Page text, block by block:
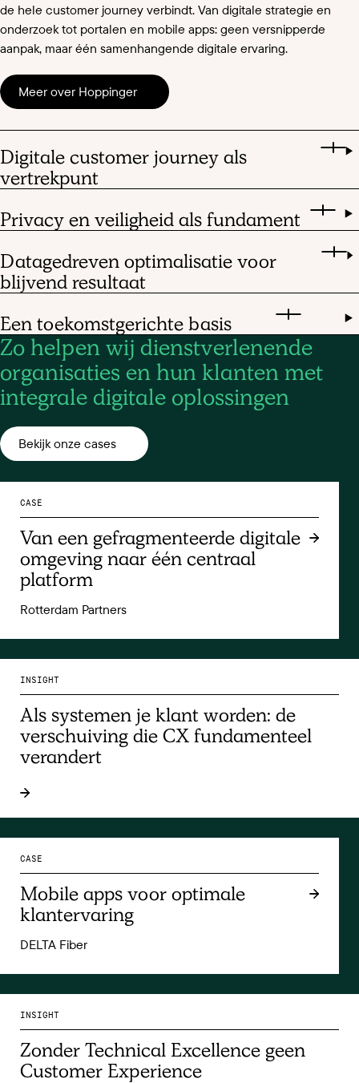
de hele customer journey verbindt. Van digitale strategie en
onderzoek tot portalen en mobile apps: geen versnipperde
aanpak, maar één samenhangende digitale ervaring.
Meer over Hoppinger
Digitale customer journey als
vertrekpunt
Privacy en veiligheid als fundament
Datagedreven optimalisatie voor
blijvend resultaat
Een toekomstgerichte basis
Zo helpen wij dienstverlenende
organisaties en hun klanten met
integrale digitale oplossingen
Bekijk onze cases
CASE
Van een gefragmenteerde digitale
omgeving naar één centraal
platform
Rotterdam Partners
INSIGHT
Als systemen je klant worden: de
verschuiving die CX fundamenteel
verandert
CASE
Mobile apps voor optimale
klantervaring
DELTA Fiber
INSIGHT
Zonder Technical Excellence geen
Customer Experience